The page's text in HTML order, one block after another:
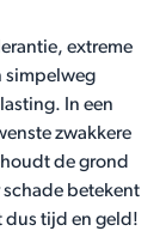
extreme
simpelweg
In een
zwakkere
de grond
betekent
dus tijd en geld!